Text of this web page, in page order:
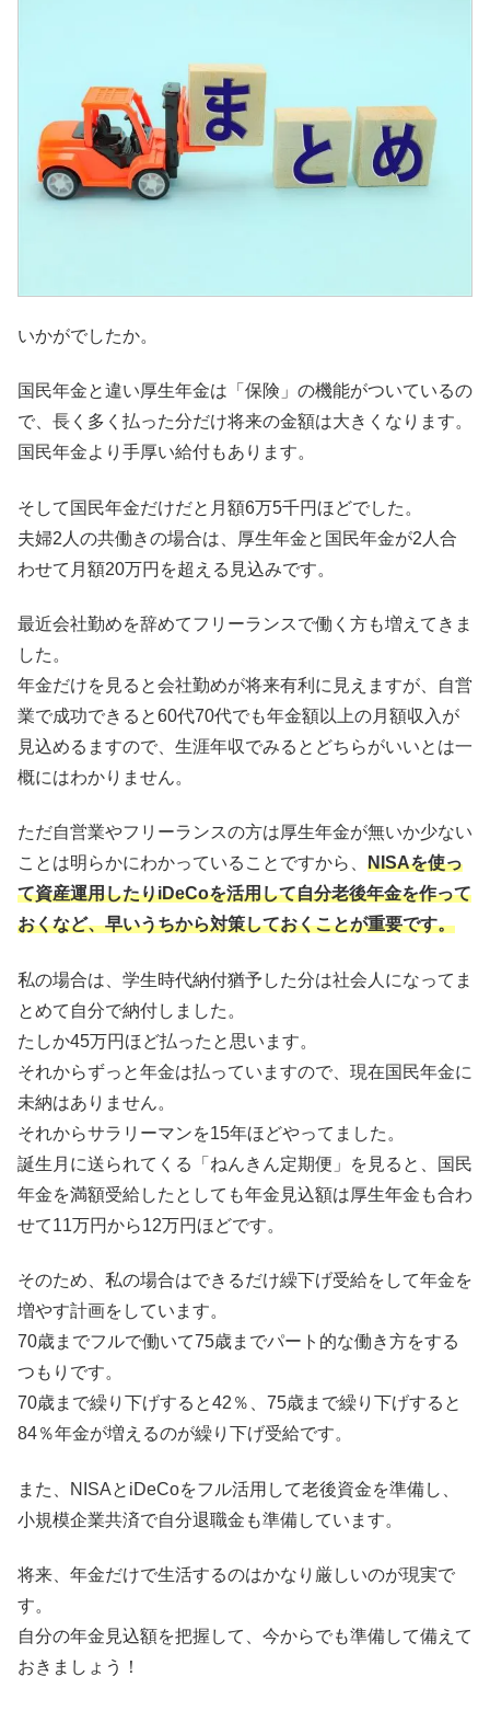
いかがでしたか。
国民年金と違い厚生年金は「保険」の機能がついているの
で、長く多く払った分だけ将来の金額は大きくなります。
国民年金より手厚い給付もあります。
そして国民年金だけだと月額6万5千円ほどでした。
夫婦2人の共働きの場合は、厚生年金と国民年金が2人合
わせて月額20万円を超える見込みです。
最近会社勤めを辞めてフリーランスで働く方も増えてきま
した。
年金だけを見ると会社勤めが将来有利に見えますが、自営
業で成功できると60代70代でも年金額以上の月額収入が
見込めるますので、生涯年収でみるとどちらがいいとは一
概にはわかりません。
ただ自営業やフリーランスの方は厚生年金が無いか少ない
ことは明らかにわかっていることですから、 NISAを使っ
て資産運用したりiDeCoを活用して自分老後年金を作って
おくなど、早いうちから対策しておくことが重要です。
私の場合は、学生時代納付猶予した分は社会人になってま
とめて自分で納付しました。
たしか45万円ほど払ったと思います。
それからずっと年金は払っていますので、現在国民年金に
未納はありません。
それからサラリーマンを15年ほどやってました。
誕生月に送られてくる「ねんきん定期便」を見ると、国民
年金を満額受給したとしても年金見込額は厚生年金も合わ
せて11万円から12万円ほどです。
そのため、私の場合はできるだけ繰下げ受給をして年金を
増やす計画をしています。
70歳までフルで働いて75歳までパート的な働き方をする
つもりです。
70歳まで繰り下げすると42％、75歳まで繰り下げすると
84％年金が増えるのが繰り下げ受給です。
また、NISAとiDeCoをフル活用して老後資金を準備し、
小規模企業共済で自分退職金も準備しています。
将来、年金だけで生活するのはかなり厳しいのが現実で
す。
自分の年金見込額を把握して、今からでも準備して備えて
おきましょう！